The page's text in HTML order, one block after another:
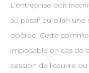
L’entreprise doit
au passif du bilan
opérée. Cette
imposable en cas de
cession de l’œuvre